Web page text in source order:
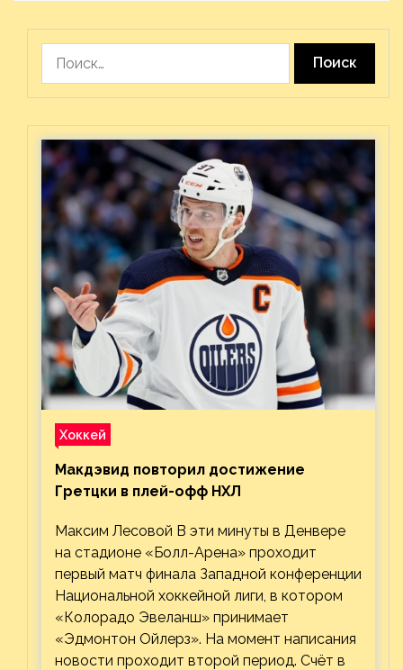
Хоккей
Макдэвид повторил достижение
Гретцки в плей-офф НХЛ
Максим Лесовой В эти минуты в Денвере
на стадионе «Болл-Арена» проходит
первый матч финала Западной конференции
Национальной хоккейной лиги, в котором
«Колорадо Эвеланш» принимает
«Эдмонтон Ойлерз». На момент написания
новости проходит второй период. Счёт в